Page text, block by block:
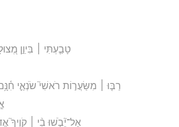
טָבַ֤עְתִּי ׀ בִּיוֵ֣ן
רַבּ֤וּ ׀ מִשַּׂעֲר֣וֹת רֹאשִׁי֮ שֹׂנְאַ֪י
אַל־יֵ֘בֹ֤שׁוּ בִ֨י ׀ קֹוֶיךָ֮